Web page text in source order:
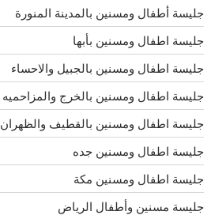
جليسة أطفال ومسنين بالمدينة المنورة
جليسة اطفال ومسنين بأبها
جليسة اطفال ومسنين بالجبيل والاحساء
جليسة اطفال ومسنين بالخرج والمزاحميه
جليسة اطفال ومسنين بالقطيف والظهران
جليسة اطفال ومسنين جده
جليسة اطفال ومسنين مكة
جليسة مسنين وأطفال الرياض